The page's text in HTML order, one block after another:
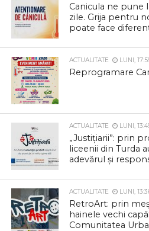
Canicula ne pune
zile. Grija pentru
poate face
ACTUALITATE LUNI,
Reprogramare
ACTUALITATE LUNI,
„Justițiarii”: prin
liceenii din Turda
adevărul și
ACTUALITATE LUNI,
RetroArt: prin
hainele vechi
Comunitatea